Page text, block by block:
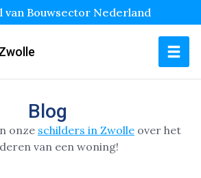
van Bouwsector Nederland
Blog
onze schilders in Zwolle over het
van een woning!